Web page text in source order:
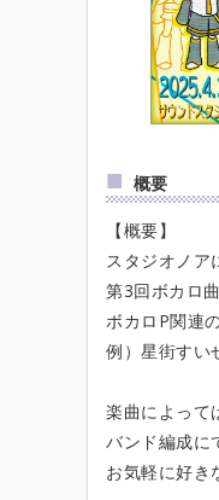
概要
【概要】
スタジオノア
第3回ボカロ
ボカロP関連
例）星街す
楽曲によって
バンド編成に
お気軽に好き